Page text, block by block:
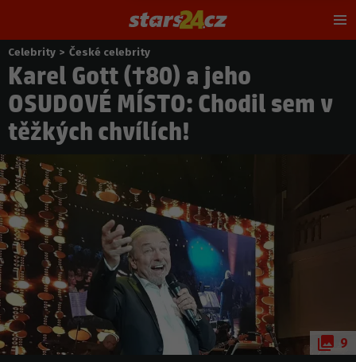
Nacházíte
se
zde:
Celebrity > České celebrity
Karel Gott (†80) a jeho
OSUDOVÉ MÍSTO: Chodil sem v
těžkých chvílích!
9